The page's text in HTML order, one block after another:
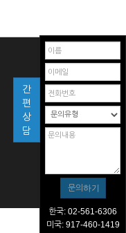
간
편
상
담
한국: 02-561-6306
미국: 917-460-1419